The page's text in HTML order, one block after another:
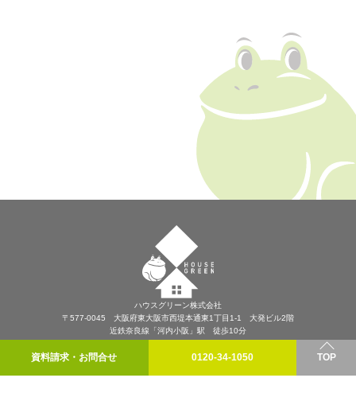
資料請求・お問合せ 0120-34-1050 TOP
ハウスグリーン株式会社
〒577-0045 大阪府東大阪市西堤本通東1丁目1-1 大発ビル2階
近鉄奈良線「河内小阪」駅 徒歩10分